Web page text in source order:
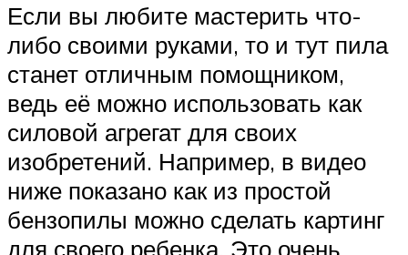
Если вы любите мастерить что-
либо своими руками, то и тут пила
станет отличным помощником,
ведь её можно использовать как
силовой агрегат для своих
изобретений. Например, в видео
ниже показано как из простой
бензопилы можно сделать картинг
для своего ребенка. Это очень